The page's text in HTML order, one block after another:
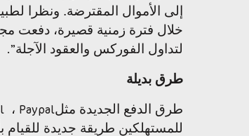
إلى الأموال المقترضة. ونظرا
خلال فترة زمنية قصيرة، دفعت
لتداول الفوركس والعقود الآجلة.”
طرق بديلة
طرق الدفع الجديدة مثلPaypal ،
للمستهلكين طريقة جديدة للقيام